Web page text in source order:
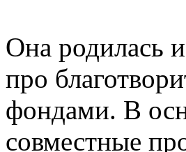
Она родилась
про
фондами. В
совместные